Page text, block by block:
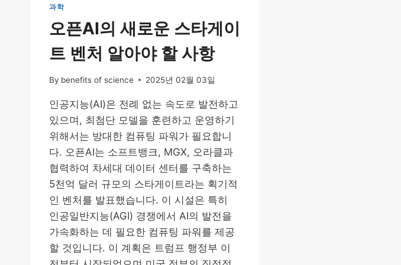
과학
오픈AI의 새로운 스타게이
트 벤처 알아야 할 사항
By benefits of science 2025년 02월 03일
인공지능(AI)은 전례 없는 속도로 발전하고
있으며, 최첨단 모델을 훈련하고 운영하기
위해서는 방대한 컴퓨팅 파워가 필요합니
다. 오픈AI는 소프트뱅크, MGX, 오라클과
협력하여 차세대 데이터 센터를 구축하는
5천억 달러 규모의 스타게이트라는 획기적
인 벤처를 발표했습니다. 이 시설은 특히
인공일반지능(AGI) 경쟁에서 AI의 발전을
가속화하는 데 필요한 컴퓨팅 파워를 제공
할 것입니다. 이 계획은 트럼프 행정부 이